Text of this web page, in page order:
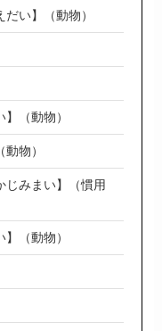
い】（動物）
（動物）
物）
じみまい】（慣用
（動物）